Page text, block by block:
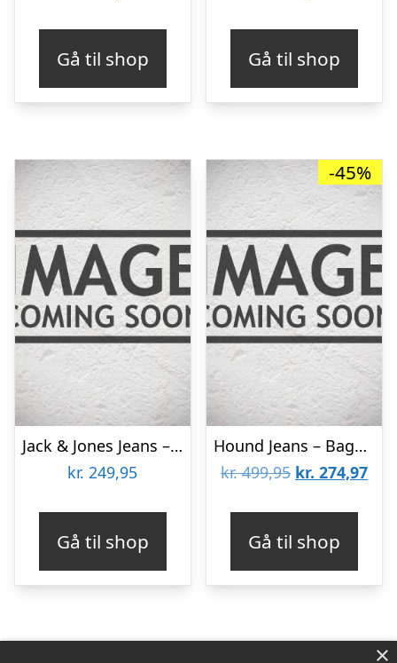
Gå til shop Gå til shop
Jack & Jones Jeans – Baggy – Noos – JjiAlex – Blue Denim
kr. 249,95
Gå til shop
-45%
Hound Jeans – Baggy denim – Vintage Denim
kr.499,95 Den
kr. 499,95.
kr. 274,97Den
kr.
Gå til shop
×